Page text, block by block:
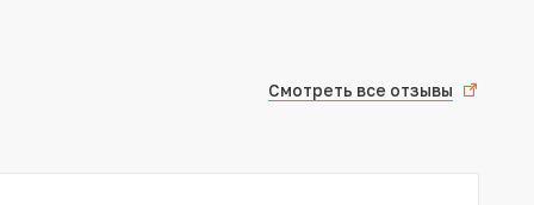
Смотреть все отзывы